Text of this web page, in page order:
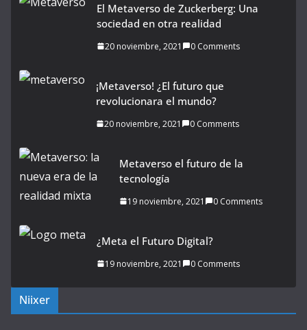
El Metaverso de Zuckerberg: Una
sociedad en otra realidad
20 noviembre, 2021 0 Comments
¡Metaverso! ¿El futuro que
revolucionara el mundo?
20 noviembre, 2021 0 Comments
Metaverso el futuro de la
tecnología
19 noviembre, 2021 0 Comments
¿Meta el Futuro Digital?
19 noviembre, 2021 0 Comments
Niixer